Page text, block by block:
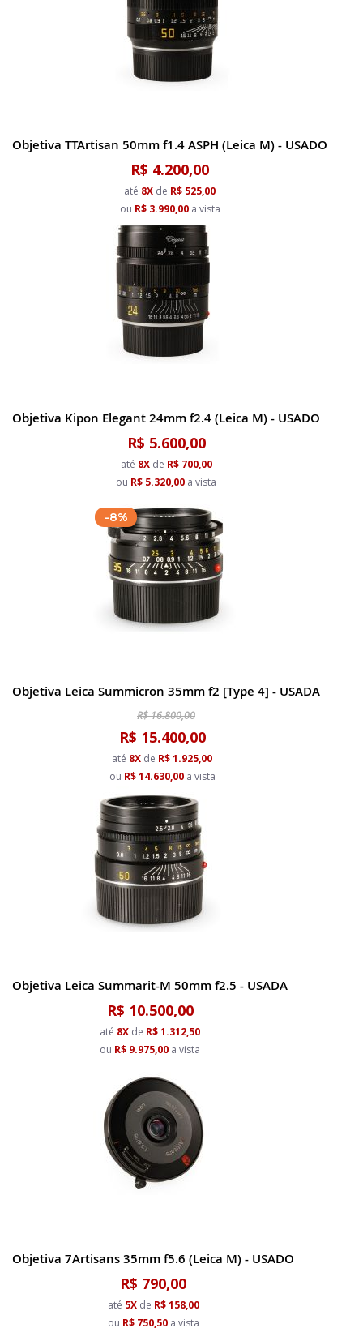
Objetiva TTArtisan 50mm f1.4 ASPH (Leica M) - USADO
R$ 4.200,00
até 8X de R$ 525,00
ou R$ 3.990,00a vista
Objetiva Kipon Elegant 24mm f2.4 (Leica M) - USADO
R$ 5.600,00
até 8Xde R$ 700,00
ou R$ 5.320,00 a vista
-8%
Objetiva Leica Summicron 35mm f2 [Type 4] - USADA
R$ 15.400,00
até 8X de R$ 1.925,00
ou R$ 14.630,00a vista
R$ 16.800,00
Objetiva Leica Summarit-M 50mm f2.5 - USADA
R$ 10.500,00
até 8X de R$ 1.312,50
ou R$ 9.975,00 a vista
Objetiva 7Artisans 35mm f5.6 (Leica M) - USADO
R$ 790,00
até 5Xde R$ 158,00
ou R$ 750,50a vista